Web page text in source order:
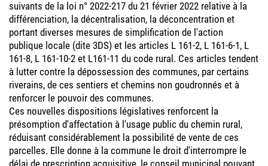
suivants de la loi n° 2022-217 du 21 février 2022 relative à la
différenciation, la décentralisation, la déconcentration et
portant diverses mesures de simplification de l'action
publique locale (dite 3DS) et les articles L 161-2, L 161-6-1, L
161-8, L 161-10-2 et L161-11 du code rural. Ces articles tendent
à lutter contre la dépossession des communes, par certains
riverains, de ces sentiers et chemins non goudronnés et à
renforcer le pouvoir des communes.
Ces nouvelles dispositions législatives renforcent la
présomption d'affectation à l'usage public du chemin rural,
réduisant considérablement la possibilité de vente de ces
parcelles. Elle donne à la commune le droit d'interrompre le